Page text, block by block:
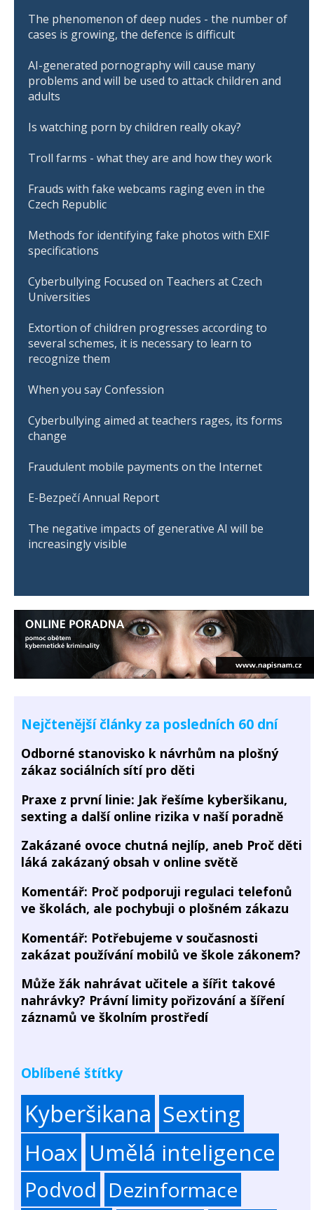
The phenomenon of deep nudes - the number of
cases is growing, the defence is difficult
AI-generated pornography will cause many
problems and will be used to attack children and
adults
Is watching porn by children really okay?
Troll farms - what they are and how they work
Frauds with fake webcams raging even in the
Czech Republic
Methods for identifying fake photos with EXIF
specifications
Cyberbullying Focused on Teachers at Czech
Universities
Extortion of children progresses according to
several schemes, it is necessary to learn to
recognize them
When you say Confession
Cyberbullying aimed at teachers rages, its forms
change
Fraudulent mobile payments on the Internet
E-Bezpečí Annual Report
The negative impacts of generative AI will be
increasingly visible
Nejčtenější články za posledních 60 dní
Odborné stanovisko k návrhům na plošný
zákaz sociálních sítí pro děti
Praxe z první linie: Jak řešíme kyberšikanu,
sexting a další online rizika v naší poradně
Zakázané ovoce chutná nejlíp, aneb Proč děti
láká zakázaný obsah v online světě
Komentář: Proč podporuji regulaci telefonů
ve školách, ale pochybuji o plošném zákazu
Komentář: Potřebujeme v současnosti
zakázat používání mobilů ve škole zákonem?
Může žák nahrávat učitele a šířit takové
nahrávky? Právní limity pořizování a šíření
záznamů ve školním prostředí
Oblíbené štítky
Kyberšikana Sexting
Hoax Umělá inteligence
Podvod Dezinformace